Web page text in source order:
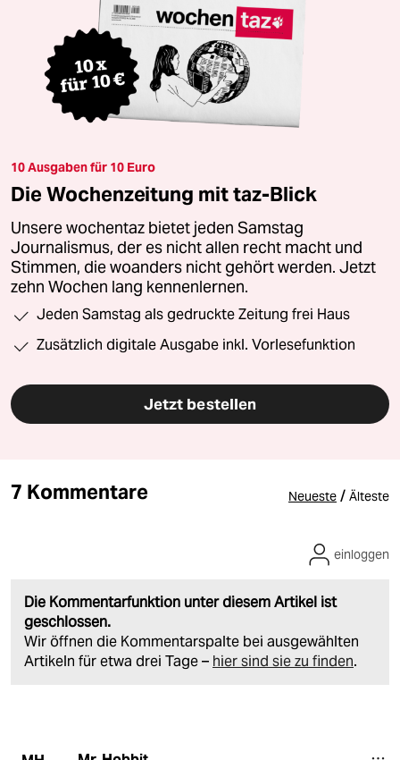
10 Ausgaben für 10 Euro
Die Wochenzeitung mit taz-Blick
Unsere wochentaz bietet jeden Samstag
Journalismus, der es nicht allen recht macht und
Stimmen, die woanders nicht gehört werden. Jetzt
zehn Wochen lang kennenlernen.
Jeden Samstag als gedruckte Zeitung frei Haus
Zusätzlich digitale Ausgabe inkl. Vorlesefunktion
Jetzt bestellen
7 Kommentare Neueste / Älteste
Die Kommentarfunktion unter diesem Artikel ist
geschlossen.
Wir öffnen die Kommentarspalte bei ausgewählten
Artikeln für etwa drei Tage – hier sind sie zu finden.
einloggen